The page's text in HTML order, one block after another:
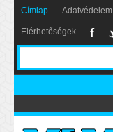
Címlap Adatvédelem
Elérhetőségek